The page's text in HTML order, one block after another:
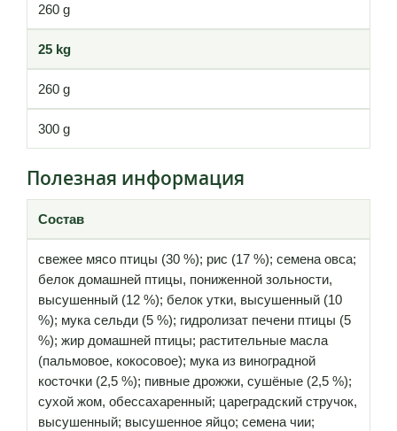
260 g
25 kg
260 g
300 g
Полезная информация
Состав
свежее мясо птицы (30 %); рис (17 %); семена овса;
белок домашней птицы, пониженной зольности,
высушенный (12 %); белок утки, высушенный (10
%); мука сельди (5 %); гидролизат печени птицы (5
%); жир домашней птицы; растительные масла
(пальмовое, кокосовое); мука из виноградной
косточки (2,5 %); пивные дрожжи, сушёные (2,5 %);
сухой жом, обессахаренный; цареградский стручок,
высушенный; высушенное яйцо; cемена чии;